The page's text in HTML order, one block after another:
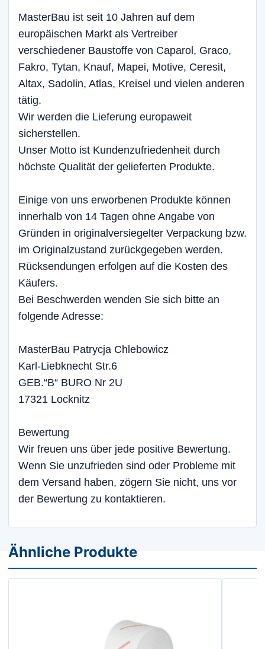
MasterBau ist seit 10 Jahren auf dem
europäischen Markt als Vertreiber
verschiedener Baustoffe von Caparol, Graco,
Fakro, Tytan, Knauf, Mapei, Motive, Ceresit,
Altax, Sadolin, Atlas, Kreisel und vielen anderen
tätig.
Wir werden die Lieferung europaweit
sicherstellen.
Unser Motto ist Kundenzufriedenheit durch
höchste Qualität der gelieferten Produkte.
Einige von uns erworbenen Produkte können
innerhalb von 14 Tagen ohne Angabe von
Gründen in originalversiegelter Verpackung bzw.
im Originalzustand zurückgegeben werden.
Rücksendungen erfolgen auf die Kosten des
Käufers.
Bei Beschwerden wenden Sie sich bitte an
folgende Adresse:
MasterBau Patrycja Chlebowicz
Karl-Liebknecht Str.6
GEB.“B“ BURO Nr 2U
17321 Locknitz
Bewertung
Wir freuen uns über jede positive Bewertung.
Wenn Sie unzufrieden sind oder Probleme mit
dem Versand haben, zögern Sie nicht, uns vor
der Bewertung zu kontaktieren.
Ähnliche Produkte